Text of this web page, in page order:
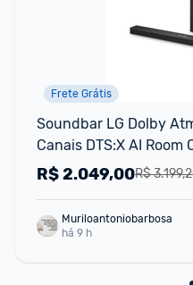
Frete Grátis
Soundbar LG Dolby
Canais DTS:X AI Room
Sound Pro Sem fios
R$
R$2.049,00
Muriloantoniobarbosa
há 9 h